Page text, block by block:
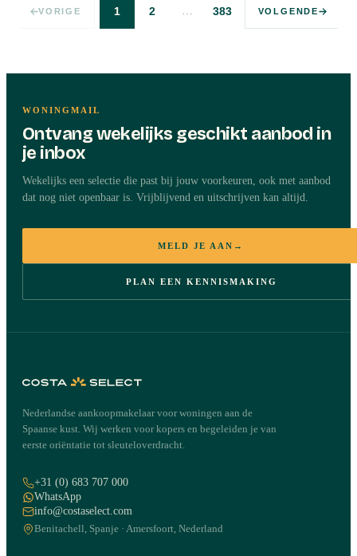
VORIGE 1 2 … 383 VOLGENDE
WONINGMAIL
Ontvang wekelijks geschikt aanbod in
je inbox
Wekelijks een selectie die past bij jouw voorkeuren, ook met aanbod
dat nog niet openbaar is. Vrijblijvend en uitschrijven kan altijd.
MELD JE AAN →
PLAN EEN KENNISMAKING
Nederlandse aankoopmakelaar voor woningen aan de
Spaanse kust. Wij werken voor kopers en begeleiden je van
eerste oriëntatie tot sleuteloverdracht.
+31 (0) 683 707 000
WhatsApp
info@costaselect.com
Benitachell, Spanje · Amersfoort, Nederland